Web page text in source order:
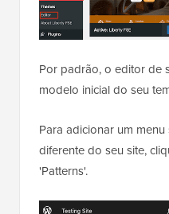
Por padrão, o editor de
modelo inicial do seu
Para adicionar um
diferente do seu site,
'Patterns'.